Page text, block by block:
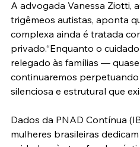
A advogada Vanessa Ziotti,
trigêmeos autistas, aponta
complexa ainda é tratada
privado.“Enquanto o
relegado às famílias —
continuaremos perpetuando
silenciosa e estrutural que
Dados da PNAD Contínua
mulheres brasileiras